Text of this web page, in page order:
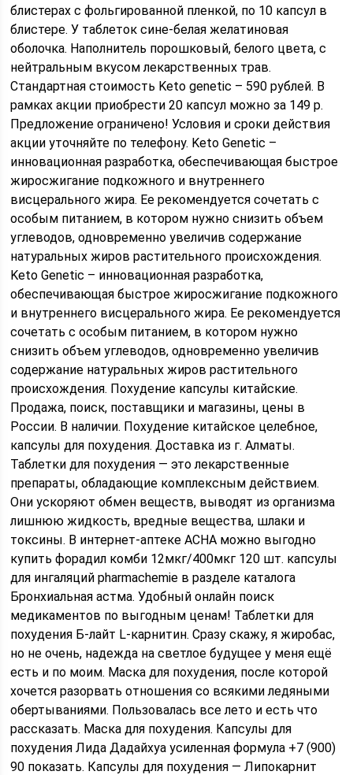
блистерах с фольгированной пленкой, по 10 капсул в
блистере. У таблеток сине-белая желатиновая
оболочка. Наполнитель порошковый, белого цвета, с
нейтральным вкусом лекарственных трав.
Стандартная стоимость Keto genetic – 590 рублей. В
рамках акции приобрести 20 капсул можно за 149 р.
Предложение ограничено! Условия и сроки действия
акции уточняйте по телефону. Keto Genetic –
инновационная разработка, обеспечивающая быстрое
жиросжигание подкожного и внутреннего
висцерального жира. Ее рекомендуется сочетать с
особым питанием, в котором нужно снизить объем
углеводов, одновременно увеличив содержание
натуральных жиров растительного происхождения.
Keto Genetic – инновационная разработка,
обеспечивающая быстрое жиросжигание подкожного
и внутреннего висцерального жира. Ее рекомендуется
сочетать с особым питанием, в котором нужно
снизить объем углеводов, одновременно увеличив
содержание натуральных жиров растительного
происхождения. Похудение капсулы китайские.
Продажа, поиск, поставщики и магазины, цены в
России. В наличии. Похудение китайское целебное,
капсулы для похудения. Доставка из г. Алматы.
Таблетки для похудения — это лекарственные
препараты, обладающие комплексным действием.
Они ускоряют обмен веществ, выводят из организма
лишнюю жидкость, вредные вещества, шлаки и
токсины. В интернет-аптеке АСНА можно выгодно
купить форадил комби 12мкг/400мкг 120 шт. капсулы
для ингаляций pharmachemie в разделе каталога
Бронхиальная астма. Удобный онлайн поиск
медикаментов по выгодным ценам! Таблетки для
похудения Б-лайт L-карнитин. Сразу скажу, я жиробас,
но не очень, надежда на светлое будущее у меня ещё
есть и по моим. Маска для похудения, после которой
хочется разорвать отношения со всякими ледяными
обертываниями. Пользовалась все лето и есть что
рассказать. Маска для похудения. Капсулы для
похудения Лида Дадайхуа усиленная формула +7 (900)
90 показать. Капсулы для похудения — Липокарнит